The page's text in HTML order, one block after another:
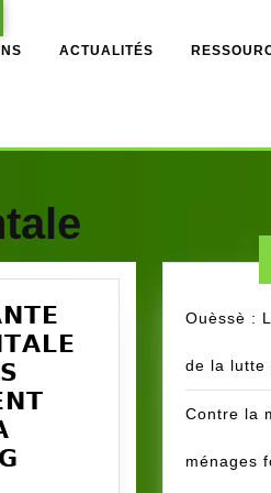
ACTUALITÉS
Ouèssè :
de la lutte
Contre la
ménages